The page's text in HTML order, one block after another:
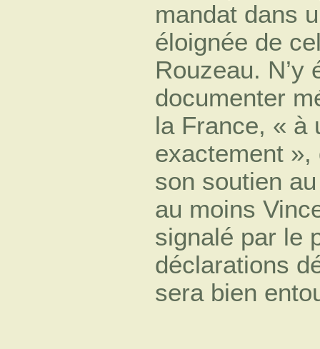
mandat dans
éloignée de
Rouzeau.
documenter
la France, « à
exactement
son soutien
au moins
signalé par le
déclarations
sera bien